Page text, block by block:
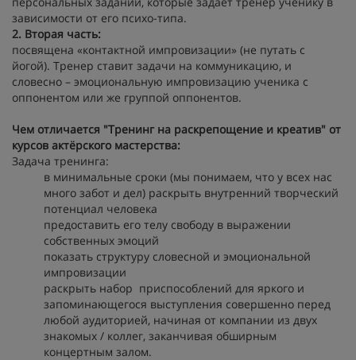
зависимости от его психо-типа.
2. Вторая часть:
посвящена «контактной импровизации» (не путать с
йогой). Тренер ставит задачи на коммуникацию, и
словесно – эмоциональную импровизацию ученика с
оппонентом или же группой оппонентов.
Чем отличается "Тренинг на раскрепощение и креатив" от
курсов актёрского мастерства:
Задача тренинга:
в минимальные сроки (мы понимаем, что у всех нас
много забот и дел) раскрыть внутренний творческий
потенциал человека
предоставить его телу свободу в выражении
собственных эмоций
показать структуру словесной и эмоциональной
импровизации
раскрыть набор приспособлений для яркого и
запоминающегося выступления совершенно перед
любой аудиторией, начиная от компании из двух
знакомых / коллег, заканчивая обширным
концертным залом.